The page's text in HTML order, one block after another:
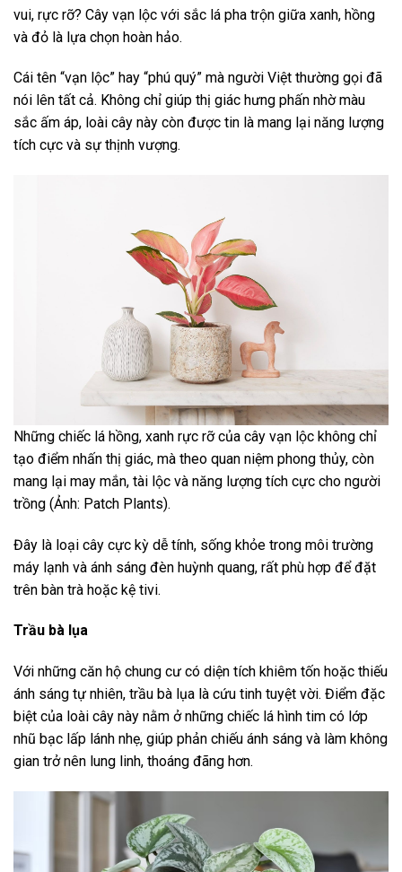
vui, rực rỡ? Cây vạn lộc với sắc lá pha trộn giữa xanh, hồng
và đỏ là lựa chọn hoàn hảo.
Cái tên “vạn lộc” hay “phú quý” mà người Việt thường gọi đã
nói lên tất cả. Không chỉ giúp thị giác hưng phấn nhờ màu
sắc ấm áp, loài cây này còn được tin là mang lại năng lượng
tích cực và sự thịnh vượng.
Những chiếc lá hồng, xanh rực rỡ của cây vạn lộc không chỉ
tạo điểm nhấn thị giác, mà theo quan niệm phong thủy, còn
mang lại may mắn, tài lộc và năng lượng tích cực cho người
trồng (Ảnh: Patch Plants).
Đây là loại cây cực kỳ dễ tính, sống khỏe trong môi trường
máy lạnh và ánh sáng đèn huỳnh quang, rất phù hợp để đặt
trên bàn trà hoặc kệ tivi.
Trầu bà lụa
Với những căn hộ chung cư có diện tích khiêm tốn hoặc thiếu
ánh sáng tự nhiên, trầu bà lụa là cứu tinh tuyệt vời. Điểm đặc
biệt của loài cây này nằm ở những chiếc lá hình tim có lớp
nhũ bạc lấp lánh nhẹ, giúp phản chiếu ánh sáng và làm không
gian trở nên lung linh, thoáng đãng hơn.